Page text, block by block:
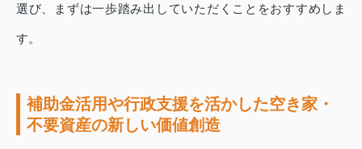
選び、まずは一歩踏み出していただくことをおすすめしま
す。
補助金活用や行政支援を活かした空き家・
不要資産の新しい価値創造